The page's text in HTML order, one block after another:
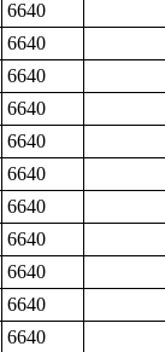
6640
6640
6640
6640
6640
6640
6640
6640
6640
6640
6640